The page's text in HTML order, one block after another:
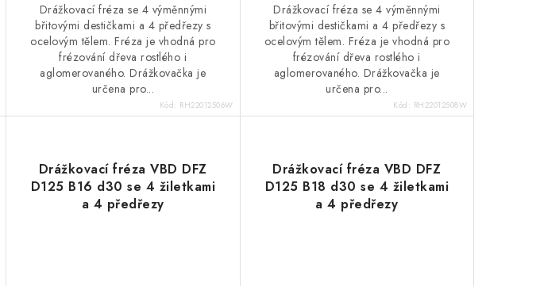
Drážkovací fréza se 4 výměnnými
břitovými destičkami a 4 předřezy s
ocelovým tělem. Fréza je vhodná pro
frézování dřeva rostlého i
aglomerovaného. Drážkovačka je
určena pro...
Kód: RH22012506W
Drážkovací fréza se 4 výměnnými
břitovými destičkami a 4 předřezy s
ocelovým tělem. Fréza je vhodná pro
frézování dřeva rostlého i
aglomerovaného. Drážkovačka je
určena pro...
Kód: RH22012508W
Drážkovací fréza VBD DFZ
D125 B16 d30 se 4 žiletkami
a 4 předřezy
Drážkovací fréza VBD DFZ
D125 B18 d30 se 4 žiletkami
a 4 předřezy